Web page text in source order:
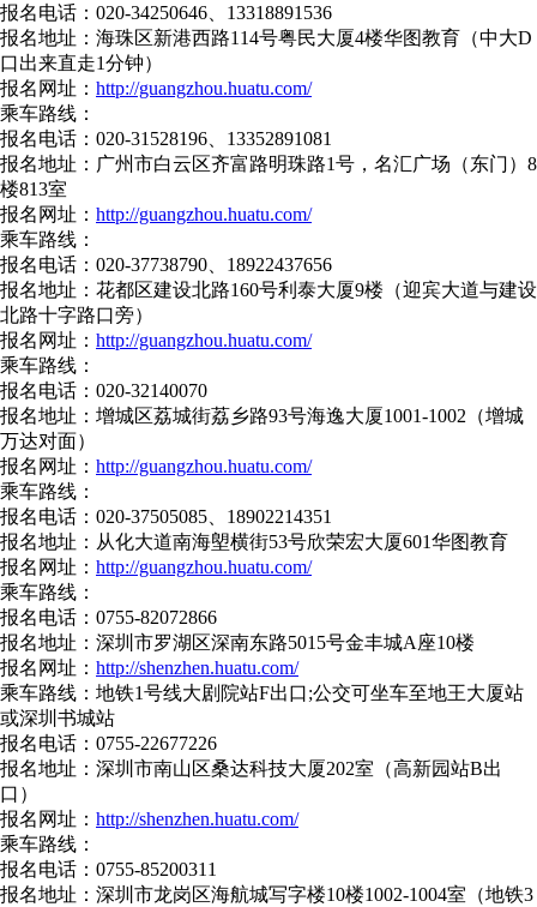
报名电话：020-34250646、13318891536
报名地址：海珠区新港西路114号粤民大厦4楼华图教育（中大D
口出来直走1分钟）
报名网址： http://guangzhou.huatu.com/
乘车路线：
报名电话：020-31528196、13352891081
报名地址：广州市白云区齐富路明珠路1号，名汇广场（东门）8
楼813室
报名网址： http://guangzhou.huatu.com/
乘车路线：
报名电话：020-37738790、18922437656
报名地址：花都区建设北路160号利泰大厦9楼（迎宾大道与建设
北路十字路口旁）
报名网址： http://guangzhou.huatu.com/
乘车路线：
报名电话：020-32140070
报名地址：增城区荔城街荔乡路93号海逸大厦1001-1002（增城
万达对面）
报名网址： http://guangzhou.huatu.com/
乘车路线：
报名电话：020-37505085、18902214351
报名地址：从化大道南海塱横街53号欣荣宏大厦601华图教育
报名网址： http://guangzhou.huatu.com/
乘车路线：
报名电话：0755-82072866
报名地址：深圳市罗湖区深南东路5015号金丰城A座10楼
报名网址： http://shenzhen.huatu.com/
乘车路线：地铁1号线大剧院站F出口;公交可坐车至地王大厦站
或深圳书城站
报名电话：0755-22677226
报名地址：深圳市南山区桑达科技大厦202室（高新园站B出
口）
报名网址： http://shenzhen.huatu.com/
乘车路线：
报名电话：0755-85200311
报名地址：深圳市龙岗区海航城写字楼10楼1002-1004室（地铁3